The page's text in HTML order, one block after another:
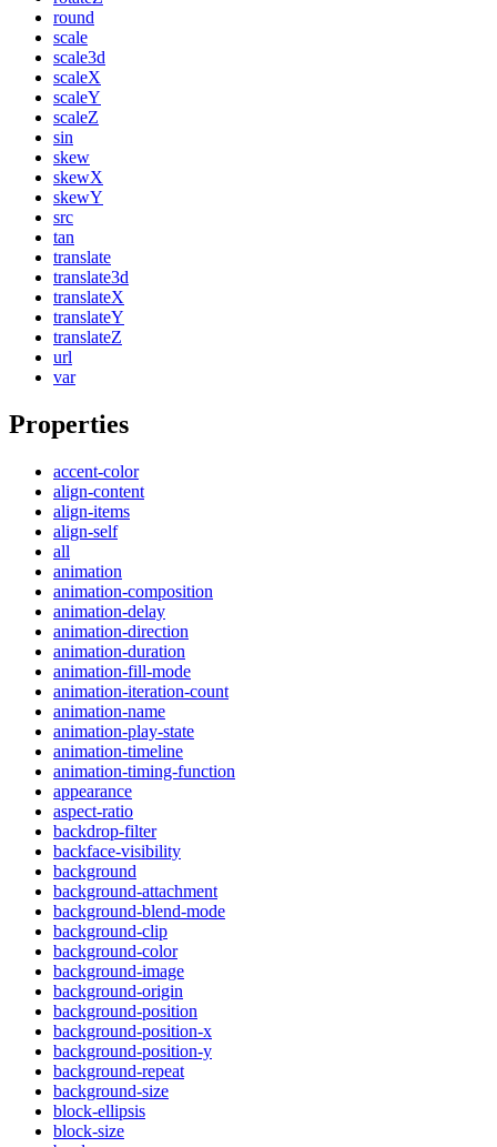
round
scale
scale3d
scaleX
scaleY
scaleZ
sin
skew
skewX
skewY
src
tan
translate
translate3d
translateX
translateY
translateZ
url
var
Properties
accent-color
align-content
align-items
align-self
all
animation
animation-composition
animation-delay
animation-direction
animation-duration
animation-fill-mode
animation-iteration-count
animation-name
animation-play-state
animation-timeline
animation-timing-function
appearance
aspect-ratio
backdrop-filter
backface-visibility
background
background-attachment
background-blend-mode
background-clip
background-color
background-image
background-origin
background-position
background-position-x
background-position-y
background-repeat
background-size
block-ellipsis
block-size